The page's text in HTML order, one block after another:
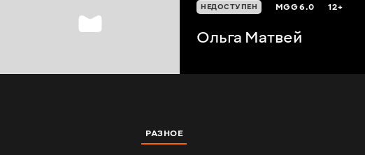
НЕДОСТУПЕН MGG6.0 12+
Ольга Матвей
РАЗНОЕ